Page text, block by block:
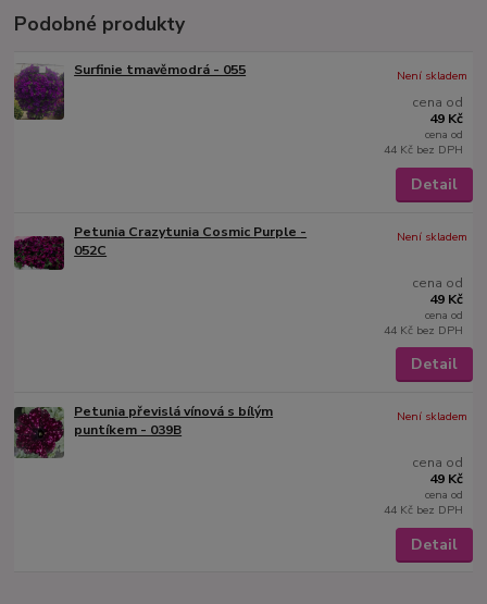
Podobné produkty
Surfinie tmavěmodrá - 055
cena od
49 Kč
cena od
44 Kč bez DPH
Není skladem
Detail
Petunia Crazytunia Cosmic Purple -
052C
cena od
49 Kč
cena od
44 Kč bez DPH
Není skladem
Detail
Petunia převislá vínová s bílým
puntíkem - 039B
cena od
49 Kč
cena od
44 Kč bez DPH
Není skladem
Detail